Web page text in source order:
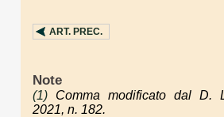
ART. PREC.
Note
(1)
Comma modificato dal D.
2021, n. 182.